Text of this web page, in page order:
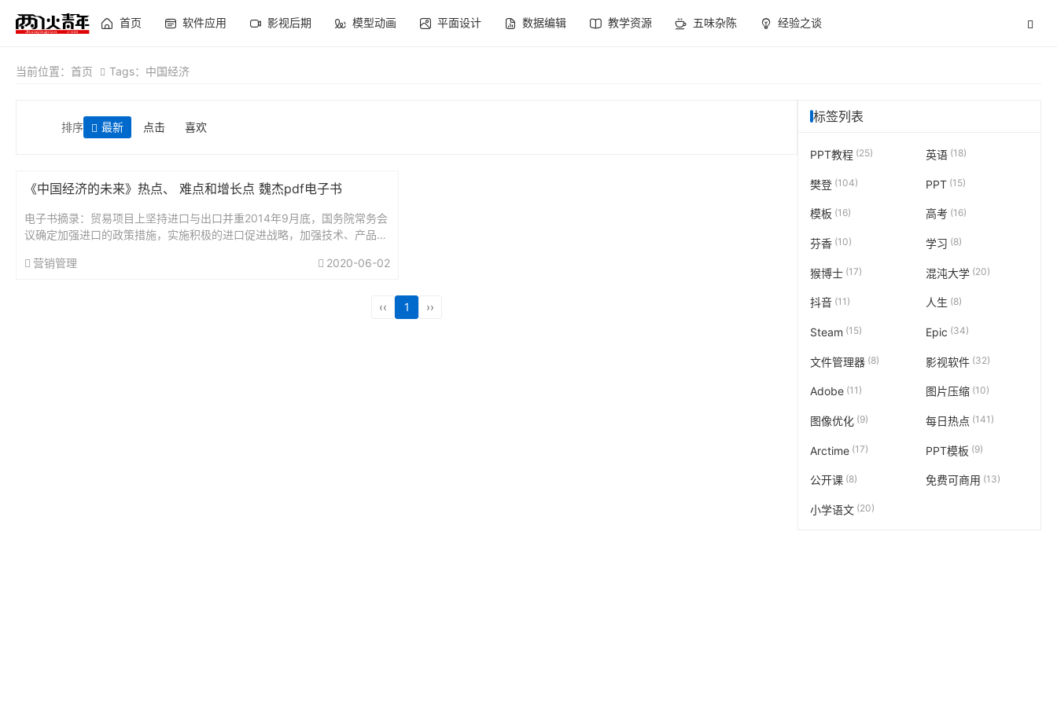
首页 软件应用 影视后期 模型动画 平面设计 数据编辑 教学资源 五味杂陈 经验之谈
当前位置： 首页 Tags：中国经济
排序 最新 点击 喜欢
《中国经济的未来》热点、 难点和增长点 魏杰pdf电子书
电子书摘录：贸易项目上坚持进口与出口并重2014年9月底，国务院常务会
议确定加强进口的政策措施，实施积极的进口促进战略，加强技术、产品和
营销管理
2020-06-02
‹‹ 1 ››
标签列表
PPT教程 (25) 英语(18)
樊登 (104) PPT(15)
模板 (16) 高考(16)
芬香 (10) 学习 (8)
猴博士 (17) 混沌大学 (20)
抖音 (11) 人生 (8)
Steam (15) Epic (34)
文件管理器 (8) 影视软件(32)
Adobe (11) 图片压缩(10)
图像优化 (9) 每日热点 (141)
Arctime (17) PPT模板 (9)
公开课 (8) 免费可商用 (13)
小学语文 (20)